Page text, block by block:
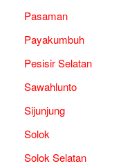
Pasaman
Payakumbuh
Pesisir Selatan
Sawahlunto
Sijunjung
Solok
Solok Selatan